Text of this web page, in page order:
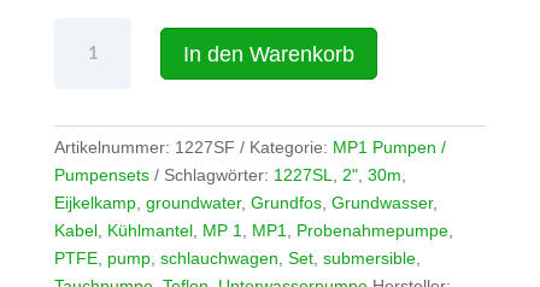
Eijkelkamp
MP1
30
m
Kabel
mit
Schlauchwagen,
In den Warenkorb
Artikelnummer: 1227SF Kategorie: MP1 Pumpen /
Pumpensets
Schlagwörter: 1227SL, 2", 30m,
Eijkelkamp, groundwater, Grundfos, Grundwasser,
Kabel, Kühlmantel, MP 1, MP1, Probenahmepumpe,
PTFE, pump, schlauchwagen, Set, submersible,